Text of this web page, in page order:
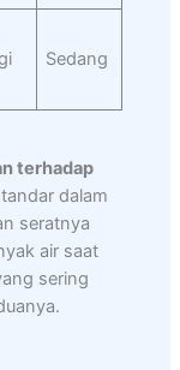
Sedang
terhadap
dalam
seratnya
air saat
sering